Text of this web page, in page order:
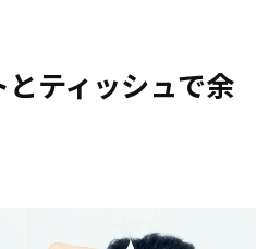
ティッシュで余